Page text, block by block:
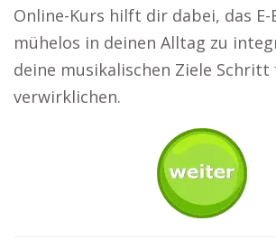
Online-Kurs hilft dir dabei, das E-
mühelos in deinen Alltag zu
deine musikalischen Ziele
verwirklichen.